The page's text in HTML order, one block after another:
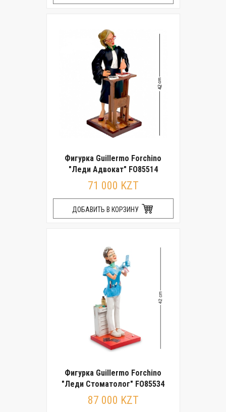
Фигурка Guillermo Forchino
"Леди Адвокат" FO85514
71 000 KZT
ДОБАВИТЬ В КОРЗИНУ
Фигурка Guillermo Forchino
"Леди Стоматолог" FO85534
87 000 KZT